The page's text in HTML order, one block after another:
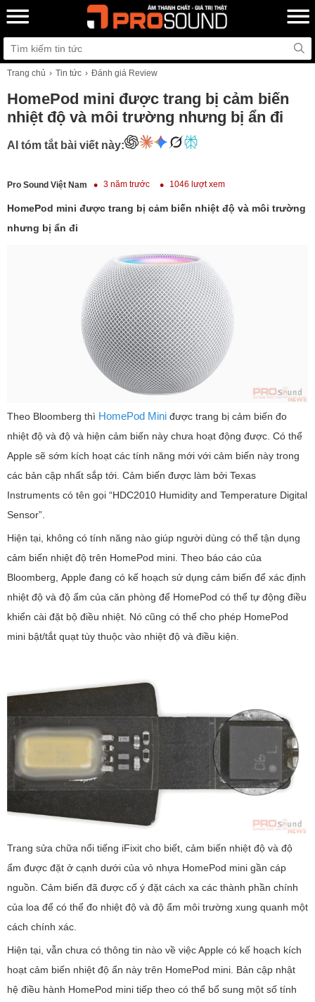
Trang chủ Tin tức Đánh giá Review
HomePod mini được trang bị cảm biến
nhiệt độ và môi trường nhưng bị ẩn đi
AI tóm tắt bài viết này:
Pro Sound Việt Nam 3 năm trước 1046 lượt xem
HomePod mini được trang bị cảm biến nhiệt độ và môi trường
nhưng bị ẩn đi
Theo Bloomberg thì HomePod Mini được trang bị cảm biến đo
nhiệt độ và độ và hiện cảm biến này chưa hoạt động được. Có thể
Apple sẽ sớm kích hoạt các tính năng mới với cảm biến này trong
các bản cập nhất sắp tới. Cảm biến được làm bởi Texas
Instruments có tên gọi “HDC2010 Humidity and Temperature Digital
Sensor”.
Hiện tại, không có tính năng nào giúp người dùng có thể tận dụng
cảm biến nhiệt độ trên HomePod mini. Theo báo cáo của
Bloomberg, Apple đang có kế hoạch sử dụng cảm biến để xác định
nhiệt độ và độ ẩm của căn phòng để HomePod có thể tự động điều
khiển cài đặt bộ điều nhiệt. Nó cũng có thể cho phép HomePod
mini bật/tắt quạt tùy thuộc vào nhiệt độ và điều kiện.
Trang sửa chữa nổi tiếng iFixit cho biết, cảm biến nhiệt độ và độ
ẩm được đặt ở cạnh dưới của vỏ nhựa HomePod mini gần cáp
nguồn. Cảm biến đã được cố ý đặt cách xa các thành phần chính
của loa để có thể đo nhiệt độ và độ ẩm môi trường xung quanh một
cách chính xác.
Hiện tại, vẫn chưa có thông tin nào về việc Apple có kế hoạch kích
hoạt cảm biến nhiệt độ ẩn này trên HomePod mini. Bản cập nhật
hệ điều hành HomePod mini tiếp theo có thể bổ sung một số tính